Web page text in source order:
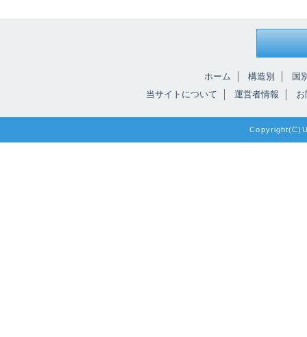
ホーム 構造別
国
当サイトについて
運営者情報